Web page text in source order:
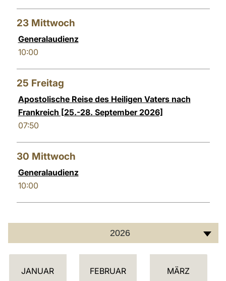
23 Mittwoch
Generalaudienz
10:00
25 Freitag
Apostolische Reise des Heiligen Vaters nach
Frankreich [25.-28. September 2026]
07:50
30 Mittwoch
Generalaudienz
10:00
2026
K
JANUAR FEBRUAR MÄRZ